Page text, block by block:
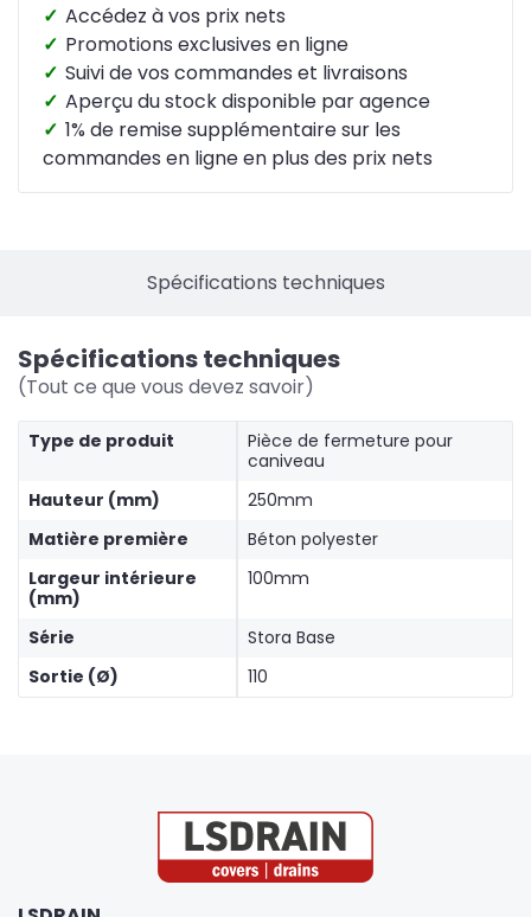
✓ Accédez à vos prix nets
✓ Promotions exclusives en ligne
✓ Suivi de vos commandes et livraisons
✓ Aperçu du stock disponible par agence
✓ 1% de remise supplémentaire sur les
commandes en ligne en plus des prix nets
Spécifications techniques
Spécifications techniques
(Tout ce que vous devez savoir)
Type de produit
Pièce de fermeture pour
caniveau
Hauteur (mm)
250mm
Matière première
Béton polyester
Largeur intérieure
(mm)
100mm
Série
Stora Base
Sortie (Ø)
110